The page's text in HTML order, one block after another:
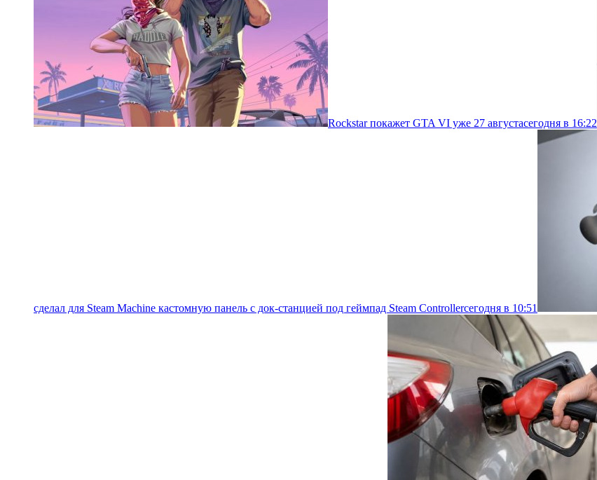
Rockstar покажет GTA VI уже 27 августасегодня в 16:22
сделал для Steam Machine кастомную панель с док-станцией под геймпад Steam Controllerсегодня в 10:51